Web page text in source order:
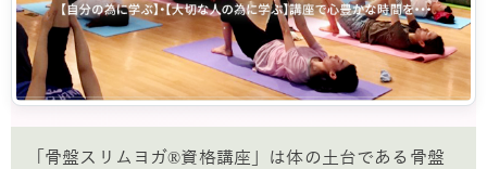
「骨盤スリムヨガ®資格講座」は体の土台である骨盤